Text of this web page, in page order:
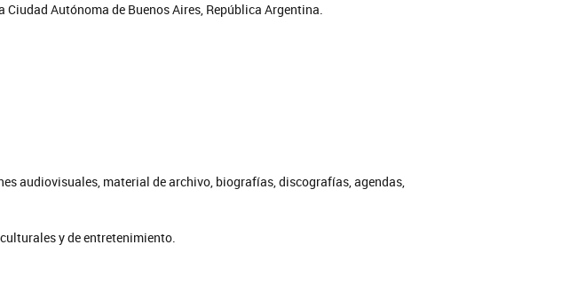
Ciudad Autónoma de Buenos Aires, República Argentina.
audiovisuales, material de archivo, biografías, discografías, agendas,
y de entretenimiento.